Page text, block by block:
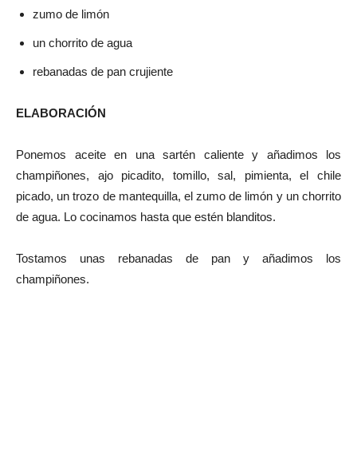
zumo de limón
un chorrito de agua
rebanadas de pan crujiente
ELABORACIÓN
Ponemos aceite en una sartén caliente y añadimos los
champiñones, ajo picadito, tomillo, sal, pimienta, el chile
picado, un trozo de mantequilla, el zumo de limón y un chorrito
de agua. Lo cocinamos hasta que estén blanditos.
Tostamos unas rebanadas de pan y añadimos los
champiñones.